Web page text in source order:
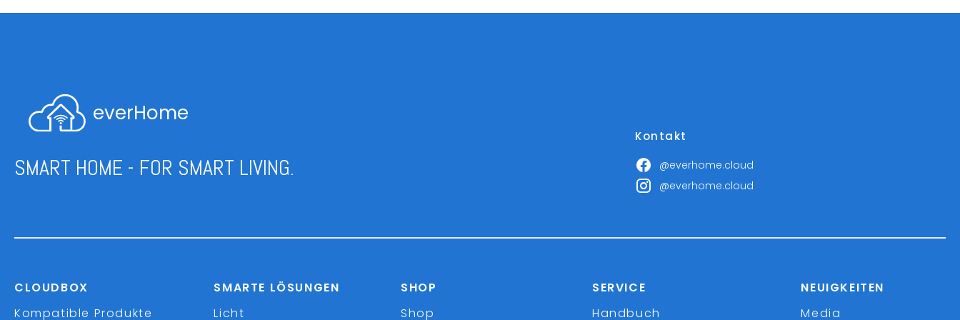
everHome
SMART HOME - FOR SMART LIVING.
Kontakt
@everhome.cloud
@everhome.cloud
CLOUDBOX
Kompatible Produkte
SMARTE LÖSUNGEN
Licht
SHOP
Shop
SERVICE
Handbuch
NEUIGKEITEN
Media